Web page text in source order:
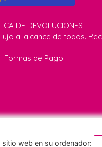
DE DEVOLUCIONES
al alcance de todos.
Formas de Pago
| info@quecuquiana.com
sitio web en su ordenador: